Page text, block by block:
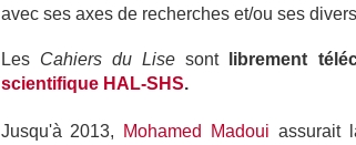
avec ses axes de recherches et/ou ses
Les Cahiers du Lise sontlibrement
scientifique HAL-SHS.
Jusqu'à 2013, Mohamed Madoui assurait